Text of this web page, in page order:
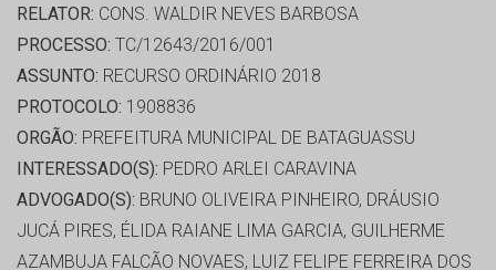
RELATOR: CONS. WALDIR NEVES BARBOSA
PROCESSO: TC/12643/2016/001
ASSUNTO: RECURSO ORDINÁRIO 2018
PROTOCOLO: 1908836
ORGÃO: PREFEITURA MUNICIPAL DE BATAGUASSU
INTERESSADO(S): PEDRO ARLEI CARAVINA
ADVOGADO(S): BRUNO OLIVEIRA PINHEIRO, DRÁUSIO
JUCÁ PIRES, ÉLIDA RAIANE LIMA GARCIA, GUILHERME
AZAMBUJA FALCÃO NOVAES, LUIZ FELIPE FERREIRA DOS